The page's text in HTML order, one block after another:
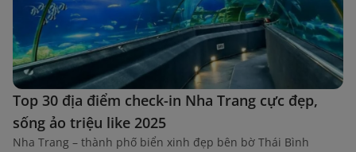
Top 30 địa điểm check-in Nha Trang cực đẹp,
sống ảo triệu like 2025
Nha Trang – thành phố biển xinh đẹp bên bờ Thái Bình